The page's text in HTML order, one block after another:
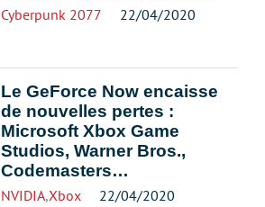
Cyberpunk 2077 22/04/2020
Le GeForce Now encaisse
de nouvelles pertes :
Microsoft Xbox Game
Studios, Warner Bros.,
Codemasters…
NVIDIA,Xbox 22/04/2020